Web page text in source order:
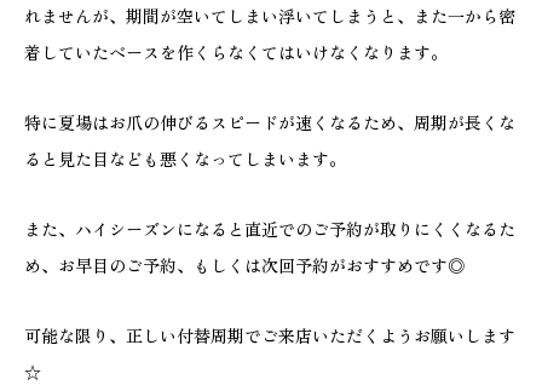
れませんが、期間が空いてしまい浮いてしまうと、また一から密
着していたベースを作くらなくてはいけなくなります。
特に夏場はお爪の伸びるスピードが速くなるため、周期が長くな
ると見た目なども悪くなってしまいます。
また、ハイシーズンになると直近でのご予約が取りにくくなるた
め、お早目のご予約、もしくは次回予約がおすすめです◎
可能な限り、正しい付替周期でご来店いただくようお願いします
☆